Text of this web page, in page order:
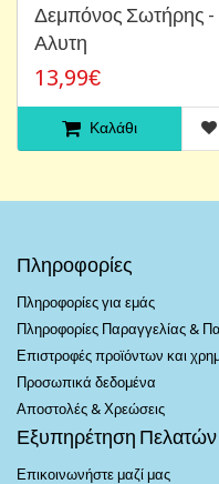
Δεμπόνος Σωτήρης -
Αλυτη
13,99€
Καλάθι
Πληροφορίες
Πληροφορίες για εμάς
Πληροφορίες Παραγγελίας &
Επιστροφές προϊόντων και
Προσωπικά δεδομένα
Αποστολές & Χρεώσεις
Εξυπηρέτηση Πελατών
Επικοινωνήστε μαζί μας